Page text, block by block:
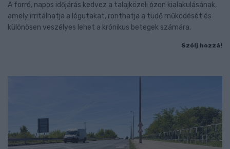
A forró, napos időjárás kedvez a talajközeli ózon kialakulásának,
amely irritálhatja a légutakat, ronthatja a tüdő működését és
különösen veszélyes lehet a krónikus betegek számára.
Szólj hozzá!